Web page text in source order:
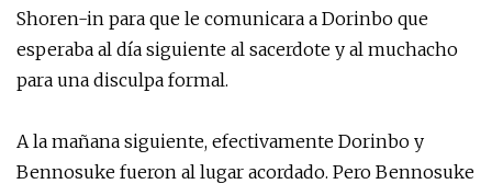
Shoren-in para que le comunicara a Dorinbo que
esperaba al día siguiente al sacerdote y al muchacho
para una disculpa formal.
A la mañana siguiente, efectivamente Dorinbo y
Bennosuke fueron al lugar acordado. Pero Bennosuke